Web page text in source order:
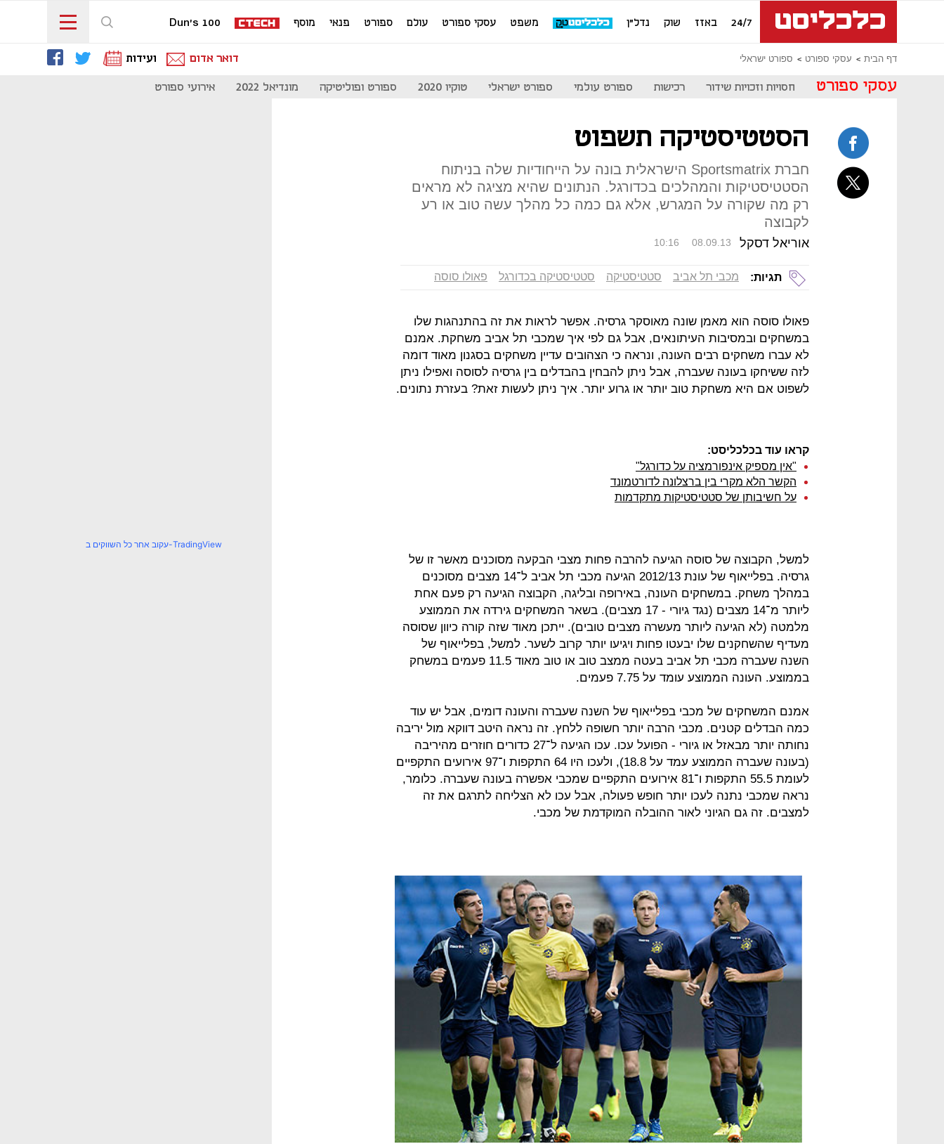
24/7 באזז שוק נדל"ן משפט עסקי ספורט עולם ספורט פנאי מוסף Dun's 100
דף הבית עסקי ספורט ספורט ישראלי דואר אדום ועידות
עסקי ספורט חסויות וזכויות שידור רכישות ספורט עולמי ספורט ישראלי טוקיו 2020 ספורט ופוליטיקה מונדיאל 2022 אירועי ספורט
הסטטיסטיקה תשפוט
חברת Sportsmatrix הישראלית בונה על הייחודיות שלה בניתוח
הסטטיסטיקות והמהלכים בכדורגל. הנתונים שהיא מציגה לא מראים
רק מה שקורה על המגרש, אלא גם כמה כל מהלך עשה טוב או רע
לקבוצה
אוריאל דסקל 10:16 08.09.13
תגיות: מכבי תל אביב סטטיסטיקה סטטיסטיקה בכדורגל פאולו סוסה
פאולו סוסה הוא מאמן שונה מאוסקר גרסיה. אפשר לראות את זה בהתנהגות שלו
במשחקים ובמסיבות העיתונאים, אבל גם לפי איך שמכבי תל אביב משחקת. אמנם
לא עברו משחקים רבים העונה, ונראה כי הצהובים עדיין משחקים בסגנון מאוד דומה
לזה ששיחקו בעונה שעברה, אבל ניתן להבחין בהבדלים בין גרסיה לסוסה ואפילו ניתן
לשפוט אם היא משחקת טוב יותר או גרוע יותר. איך ניתן לעשות זאת? בעזרת נתונים.
קראו עוד בכלכליסט:
"אין מספיק אינפורמציה על כדורגל"
הקשר הלא מקרי בין ברצלונה לדורטמונד
על חשיבותן של סטטיסטיקות מתקדמות
למשל, הקבוצה של סוסה הגיעה להרבה פחות מצבי הבקעה מסוכנים מאשר זו של
גרסיה. בפלייאוף של עונת 2012/13 הגיעה מכבי תל אביב ל־14 מצבים מסוכנים
במהלך משחק. במשחקים העונה, באירופה ובליגה, הקבוצה הגיעה רק פעם אחת
ליותר מ־14 מצבים (נגד גיורי - 17 מצבים). בשאר המשחקים גירדה את הממוצע
מלמטה (לא הגיעה ליותר מעשרה מצבים טובים). ייתכן מאוד שזה קורה כיוון שסוסה
מעדיף שהשחקנים שלו יבעטו פחות ויגיעו יותר קרוב לשער. למשל, בפלייאוף של
השנה שעברה מכבי תל אביב בעטה ממצב טוב או טוב מאוד 11.5 פעמים במשחק
בממוצע. העונה הממוצע עומד על 7.75 פעמים.
אמנם המשחקים של מכבי בפלייאוף של השנה שעברה והעונה דומים, אבל יש עוד
כמה הבדלים קטנים. מכבי הרבה יותר חשופה ללחץ. זה נראה היטב דווקא מול יריבה
נחותה יותר מבאזל או גיורי - הפועל עכו. עכו הגיעה ל־27 כדורים חוזרים מהיריבה
(בעונה שעברה הממוצע עמד על 18.8), ולעכו היו 64 התקפות ו־97 אירועים התקפיים
לעומת 55.5 התקפות ו־81 אירועים התקפיים שמכבי אפשרה בעונה שעברה. כלומר,
נראה שמכבי נתנה לעכו יותר חופש פעולה, אבל עכו לא הצליחה לתרגם את זה
למצבים. זה גם הגיוני לאור ההובלה המוקדמת של מכבי.
עקוב אחר כל השווקים ב-TradingView